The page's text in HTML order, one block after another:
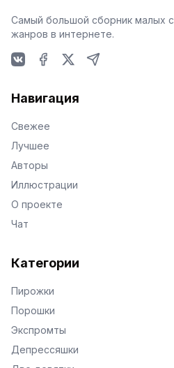
Самый большой сборник малых
жанров в интернете.
Навигация
Свежее
Лучшее
Авторы
Иллюстрации
О проекте
Чат
Категории
Пирожки
Порошки
Экспромты
Депрессяшки